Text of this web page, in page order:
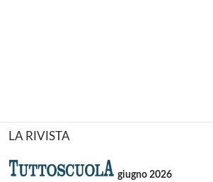
LA RIVISTA
giugno 2026